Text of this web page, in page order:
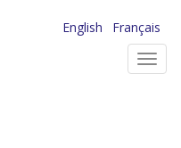
English
Français